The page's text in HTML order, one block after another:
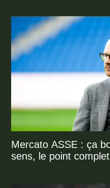
Mercato ASSE : ça
sens, le point complet